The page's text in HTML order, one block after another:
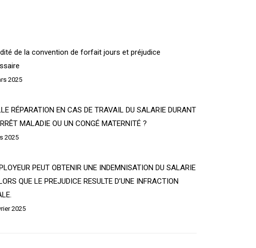
de la convention de forfait jours et préjudice
2025
RÉPARATION EN CAS DE TRAVAIL DU SALARIE DURANT
MALADIE OU UN CONGÉ MATERNITÉ ?
2025
PEUT OBTENIR UNE INDEMNISATION DU SALARIE
QUE LE PREJUDICE RESULTE D’UNE INFRACTION
2025